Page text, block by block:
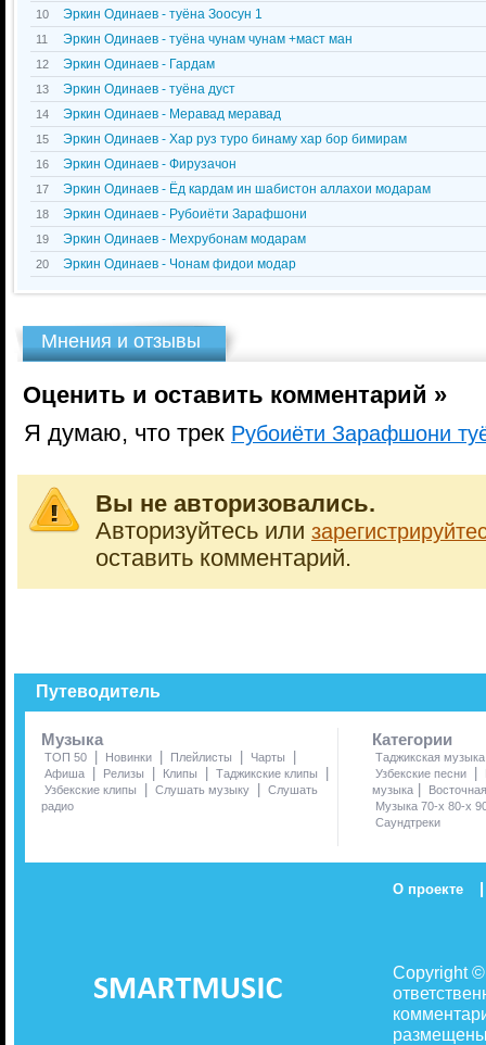
10 Эркин Одинаев - туёна Зоосун 1
11 Эркин Одинаев - туёна чунам чунам +маст ман
12 Эркин Одинаев - Гардам
13 Эркин Одинаев - туёна дуст
14 Эркин Одинаев - Меравад меравад
15 Эркин Одинаев - Хар руз туро бинаму хар бор бимирам
16 Эркин Одинаев - Фирузачон
17 Эркин Одинаев - Ёд кардам ин шабистон аллахои модарам
18 Эркин Одинаев - Рубоиёти Зарафшони
19 Эркин Одинаев - Мехрубонам модарам
20 Эркин Одинаев - Чонам фидои модар
Мнения и отзывы
Оценить и оставить комментарий »
Я думаю, что трек Рубоиёти Зарафшони
Вы не авторизовались.
Авторизуйтесь или
оставить комментарий.
Путеводитель
Музыка
ТОП 50 | Новинки | Плейлисты | Чарты |
Афиша | Релизы | Клипы | Таджикские клипы |
Узбекские клипы | Слушать музыку | Слушать
радио
Категории
Таджикская музыка
Узбекские песни
|
музыка |
Музыка 70-х 80-х
Саундтреки
О проекте |
Copyright
размещены